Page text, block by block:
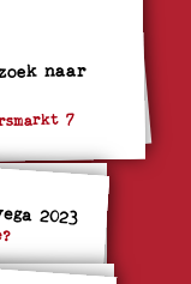
naar
7
2023